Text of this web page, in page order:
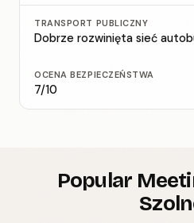
TRANSPORT PUBLICZNY
Dobrze rozwinięta sieć
OCENA BEZPIECZEŃSTWA
7/10
Popular